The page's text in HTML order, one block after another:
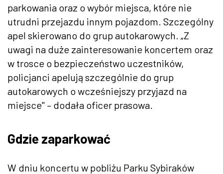
parkowania oraz o wybór miejsca, które nie
utrudni przejazdu innym pojazdom. Szczególny
apel skierowano do grup autokarowych. „Z
uwagi na duże zainteresowanie koncertem oraz
w trosce o bezpieczeństwo uczestników,
policjanci apelują szczególnie do grup
autokarowych o wcześniejszy przyjazd na
miejsce" – dodała oficer prasowa.
Gdzie zaparkować
W dniu koncertu w pobliżu Parku Sybiraków